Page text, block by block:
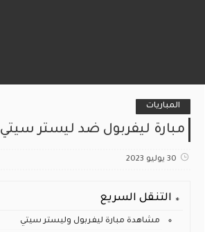
المباريات
مبارة ليفربول ضد ليستر سيتي
30 يوليو 2023
التنقل السريع
مشاهدة مبارة ليفربول وليستر سيتي